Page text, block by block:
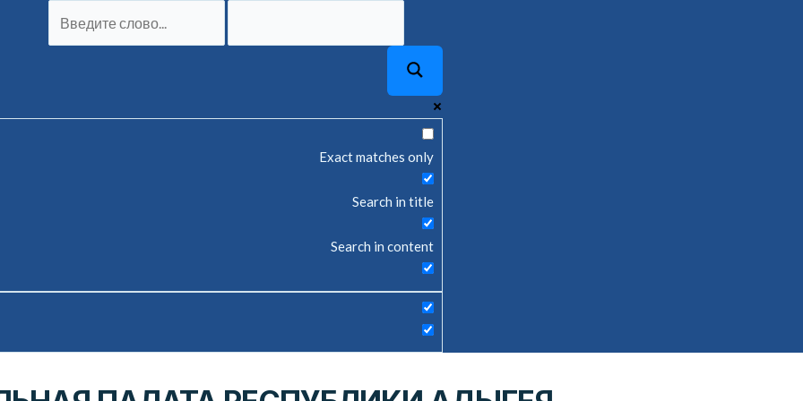
Exact matches only
Search in title
Search in content